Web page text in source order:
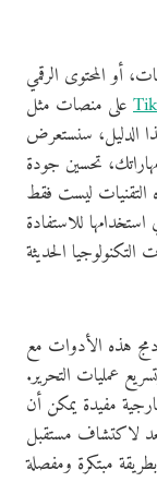
أو المحتوى الرقمي
الدليل، سنستعرض
مهاراتك، تحسين جودة
التقنيات ليست فقط
للاستفادة
هذه الأدوات مع
عمليات التحرير.
مفيدة يمكن أن
لاكتشاف مستقبل